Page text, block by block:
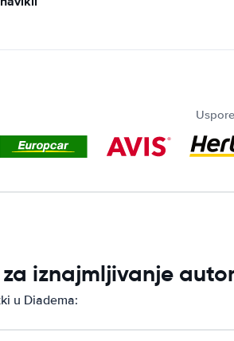
iznajmljivanje
u Diadema: